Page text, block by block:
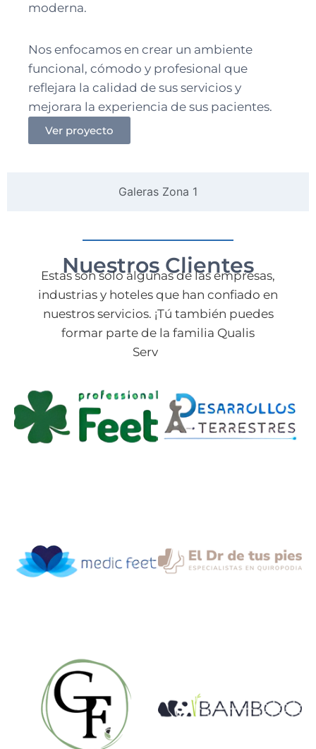
Galeras Zona 1
moderna.
Nos enfocamos en crear un ambiente
funcional, cómodo y profesional que
reflejara la calidad de sus servicios y
mejorara la experiencia de sus pacientes.
Ver proyecto
Nuestros Clientes
Estas son solo algunas de las empresas,
industrias y hoteles que han confiado en
nuestros servicios. ¡Tú también puedes
formar parte de la familia Qualis
Services!